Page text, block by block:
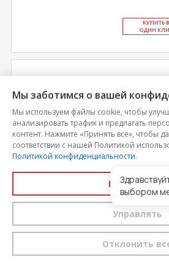
КУ­ПИТЬ В
ОДИН
Диван Коди комбинация 3
Мы заботимся о вашей
Мы используем файлы cookie, чтобы
анализировать трафик и предлагать
контент. Нажмите «Принять все», чтобы
соответствии с нашей Политикой
Политикой конфиденциальности.
Принять все
Управлять
Отклонить
выбором